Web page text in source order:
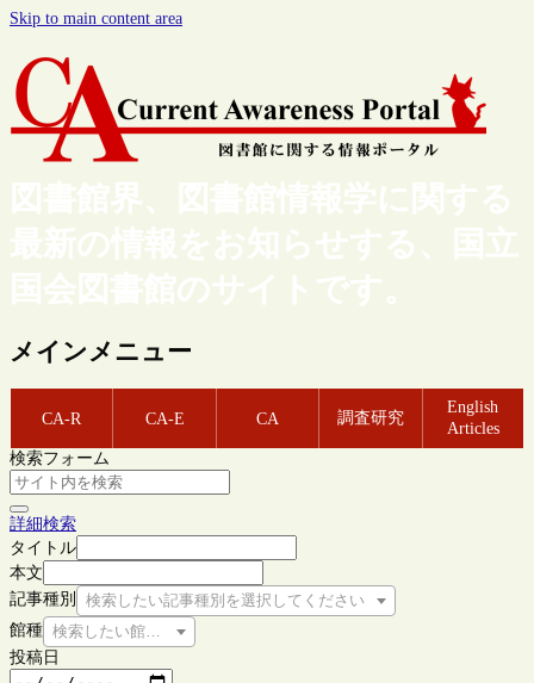
Skip to main content area
図書館界、図書館情報学に関する
最新の情報をお知らせする、国立
国会図書館のサイトです。
メインメニュー
CA-R CA-E CA 調査研究
English
Articles
検索フォーム
詳細検索
タイトル
本文
記事種別
検索したい記事種別を選択してください
館種 検索したい館種を選択してください
投稿日